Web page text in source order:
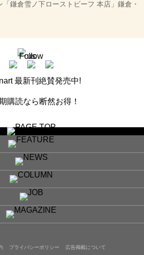
鎌倉雪ノ下ローストビーフ 本店」鎌倉・
プライバシーポリシー 広告掲載について